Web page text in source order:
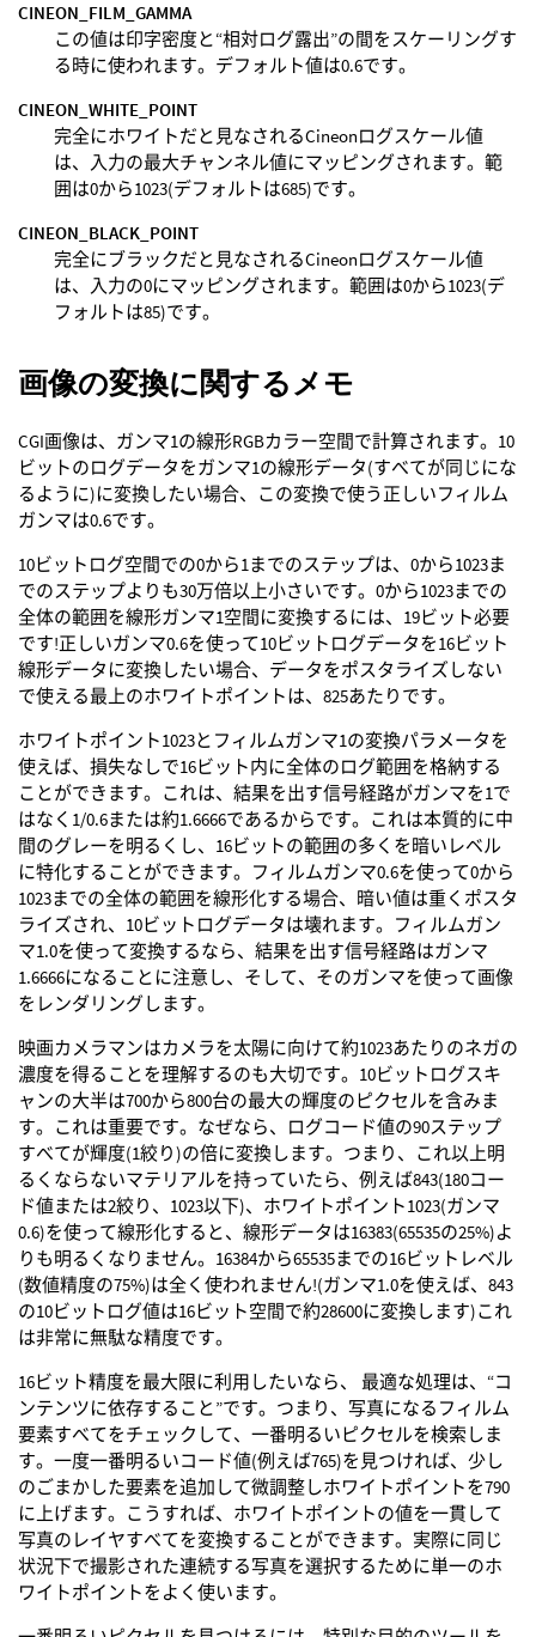
CINEON_FILM_GAMMA
この値は印字密度と“相対ログ露出”の間をスケーリングす
る時に使われます。デフォルト値は0.6です。
CINEON_WHITE_POINT
完全にホワイトだと見なされるCineonログスケール値
は、入力の最大チャンネル値にマッピングされます。範
囲は0から1023(デフォルトは685)です。
CINEON_BLACK_POINT
完全にブラックだと見なされるCineonログスケール値
は、入力の0にマッピングされます。範囲は0から1023(デ
フォルトは85)です。
画像の変換に関するメモ
CGI画像は、ガンマ1の線形RGBカラー空間で計算されます。10
ビットのログデータをガンマ1の線形データ(すべてが同じにな
るように)に変換したい場合、この変換で使う正しいフィルム
ガンマは0.6です。
10ビットログ空間での0から1までのステップは、0から1023ま
でのステップよりも30万倍以上小さいです。0から1023までの
全体の範囲を線形ガンマ1空間に変換するには、19ビット必要
です!正しいガンマ0.6を使って10ビットログデータを16ビット
線形データに変換したい場合、データをポスタライズしない
で使える最上のホワイトポイントは、825あたりです。
ホワイトポイント1023とフィルムガンマ1の変換パラメータを
使えば、損失なしで16ビット内に全体のログ範囲を格納する
ことができます。これは、結果を出す信号経路がガンマを1で
はなく1/0.6または約1.6666であるからです。これは本質的に中
間のグレーを明るくし、16ビットの範囲の多くを暗いレベル
に特化することができます。フィルムガンマ0.6を使って0から
1023までの全体の範囲を線形化する場合、暗い値は重くポスタ
ライズされ、10ビットログデータは壊れます。フィルムガン
マ1.0を使って変換するなら、結果を出す信号経路はガンマ
1.6666になることに注意し、そして、そのガンマを使って画像
をレンダリングします。
映画カメラマンはカメラを太陽に向けて約1023あたりのネガの
濃度を得ることを理解するのも大切です。10ビットログスキ
ャンの大半は700から800台の最大の輝度のピクセルを含みま
す。これは重要です。なぜなら、ログコード値の90ステップ
すべてが輝度(1絞り)の倍に変換します。つまり、これ以上明
るくならないマテリアルを持っていたら、例えば843(180コー
ド値または2絞り、1023以下)、ホワイトポイント1023(ガンマ
0.6)を使って線形化すると、線形データは16383(65535の25%)よ
りも明るくなりません。16384から65535までの16ビットレベル
(数値精度の75%)は全く使われません!(ガンマ1.0を使えば、843
の10ビットログ値は16ビット空間で約28600に変換します)これ
は非常に無駄な精度です。
16ビット精度を最大限に利用したいなら、 最適な処理は、“コ
ンテンツに依存すること”です。つまり、写真になるフィルム
要素すべてをチェックして、一番明るいピクセルを検索しま
す。一度一番明るいコード値(例えば765)を見つければ、少し
のごまかした要素を追加して微調整しホワイトポイントを790
に上げます。こうすれば、ホワイトポイントの値を一貫して
写真のレイヤすべてを変換することができます。実際に同じ
状況下で撮影された連続する写真を選択するために単一のホ
ワイトポイントをよく使います。